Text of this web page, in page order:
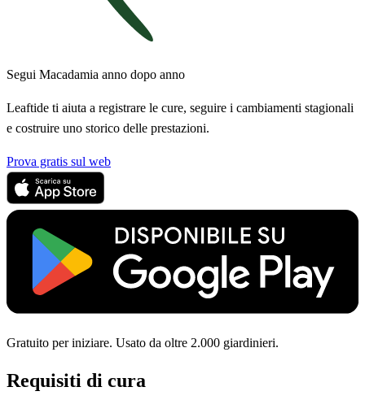
Segui Macadamia anno dopo anno
Leaftide ti aiuta a registrare le cure, seguire i cambiamenti stagionali
e costruire uno storico delle prestazioni.
Prova gratis sul web
Gratuito per iniziare. Usato da oltre 2.000 giardinieri.
Requisiti di cura